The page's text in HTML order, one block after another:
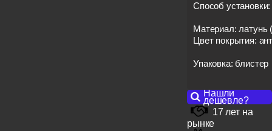
Способ установки:
Материал: латунь
Цвет покрытия:
Упаковка: блистер
Нашли
дешевле?
17 лет на
рынке